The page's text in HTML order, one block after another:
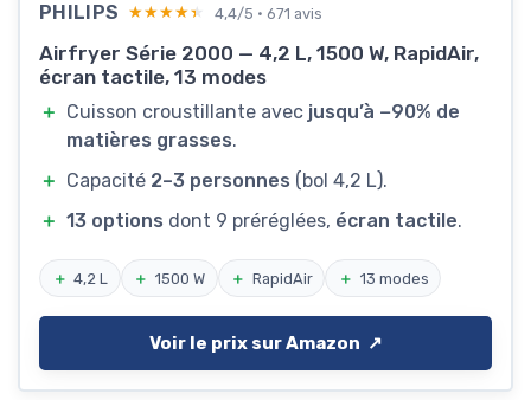
PHILIPS ★★★★★
★★★★★ 4,4/5 · 671 avis
Airfryer Série 2000 — 4,2 L, 1500 W, RapidAir,
écran tactile, 13 modes
＋ Cuisson croustillante avec jusqu’à −90% de
matières grasses.
＋ Capacité 2–3 personnes (bol 4,2 L).
＋ 13 options dont 9 préréglées, écran tactile.
＋ 4,2 L ＋ 1500 W ＋ RapidAir ＋ 13 modes
Voir le prix sur Amazon ↗️